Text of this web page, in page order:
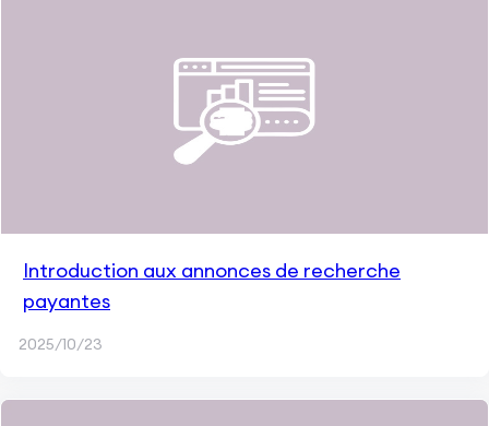
Introduction aux annonces de recherche
payantes
2025/10/23